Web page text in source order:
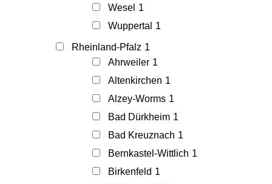
Wesel 1
Wuppertal
1
Rheinland-Pfalz 1
Ahrweiler 1
Altenkirchen 1
Alzey-Worms 1
Bad Dürkheim 1
Bad Kreuznach 1
Bernkastel-Wittlich 1
Birkenfeld 1